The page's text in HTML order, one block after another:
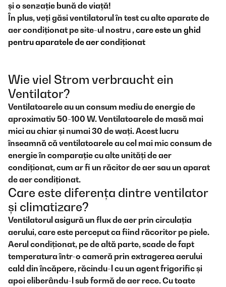
și o senzație bună de viață!
În plus, veți găsi ventilatorul în test cu alte aparate de
aer condiționat pe site-ul nostru , care este un ghid
pentru aparatele de aer condiționat
Wie viel Strom verbraucht ein
Ventilator?
Ventilatoarele au un consum mediu de energie de
aproximativ 50-100 W. Ventilatoarele de masă mai
mici au chiar și numai 30 de wați. Acest lucru
înseamnă că ventilatoarele au cel mai mic consum de
energie în comparație cu alte unități de aer
condiționat, cum ar fi un răcitor de aer sau un aparat
de aer condiționat.
Care este diferența dintre ventilator
și climatizare?
Ventilatorul asigură un flux de aer prin circulația
aerului, care este perceput ca fiind răcoritor pe piele.
Aerul condiționat, pe de altă parte, scade de fapt
temperatura într-o cameră prin extragerea aerului
cald din încăpere, răcindu-l cu un agent frigorific și
apoi eliberându-l sub formă de aer rece. Cu toate